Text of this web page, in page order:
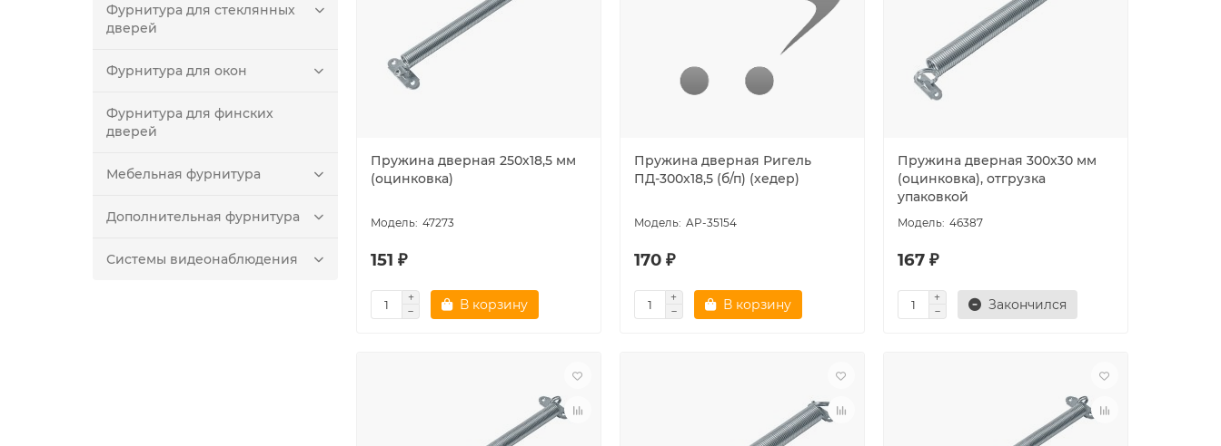
Фурнитура для стеклянных
дверей
Фурнитура для окон
Фурнитура для финских
дверей
Мебельная фурнитура
Дополнительная фурнитура
Системы видеонаблюдения
Пружина дверная 250х18,5 мм
(оцинковка)
47273
151 ₽
В корзину
Пружина дверная Ригель
ПД-300х18,5 (б/п) (хедер)
AP-35154
170 ₽
В корзину
Пружина дверная 300х30 мм
(оцинковка), отгрузка
упаковкой
46387
167 ₽
Закончился